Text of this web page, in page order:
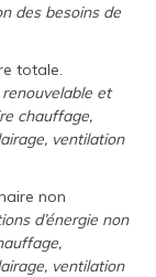
des besoins de
totale.
et
chauffage,
ventilation
non
d’énergie non
ventilation